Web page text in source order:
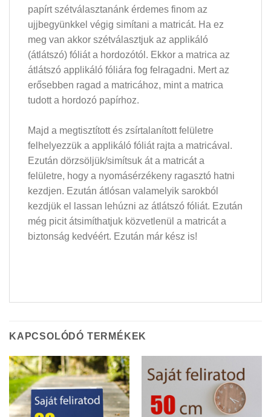
papírt szétválasztanánk érdemes finom az
ujjbegyünkkel végig simítani a matricát. Ha ez
meg van akkor szétválasztjuk az applikáló
(átlátszó) fóliát a hordozótól. Ekkor a matrica az
átlátszó applikáló fóliára fog felragadni. Mert az
erősebben ragad a matricához, mint a matrica
tudott a hordozó papírhoz.
Majd a megtisztított és zsírtalanított felületre
felhelyezzük a applikáló fóliát rajta a matricával.
Ezután dörzsöljük/simítsuk át a matricát a
felületre, hogy a nyomásérzékeny ragasztó hatni
kezdjen. Ezután átlósan valamelyik sarokból
kezdjük el lassan lehúzni az átlátszó fóliát. Ezután
még picit átsimíthatjuk közvetlenül a matricát a
biztonság kedvéért. Ezután már kész is!
KAPCSOLÓDÓ TERMÉKEK